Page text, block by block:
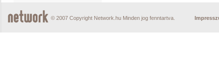
© 2007 Copyright Network.hu Minden jog fenntartva.